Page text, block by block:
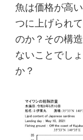
魚は価格が高
つに上げられ
のか？その構
ないことでし
か？